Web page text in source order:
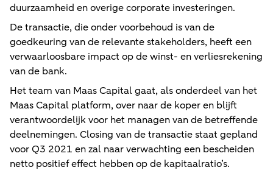
duurzaamheid en overige corporate investeringen.
De transactie, die onder voorbehoud is van de
goedkeuring van de relevante stakeholders, heeft een
verwaarloosbare impact op de winst- en verliesrekening
van de bank.
Het team van Maas Capital gaat, als onderdeel van het
Maas Capital platform, over naar de koper en blijft
verantwoordelijk voor het managen van de betreffende
deelnemingen. Closing van de transactie staat gepland
voor Q3 2021 en zal naar verwachting een bescheiden
netto positief effect hebben op de kapitaalratio’s.